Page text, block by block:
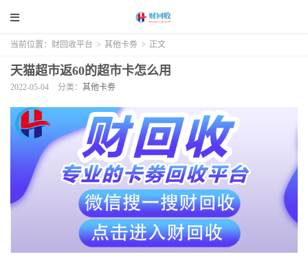
当前位置： 财回收平台 > 其他卡劵 > 正文
天猫超市返60的超市卡怎么用
2022-05-04 分类： 其他卡劵